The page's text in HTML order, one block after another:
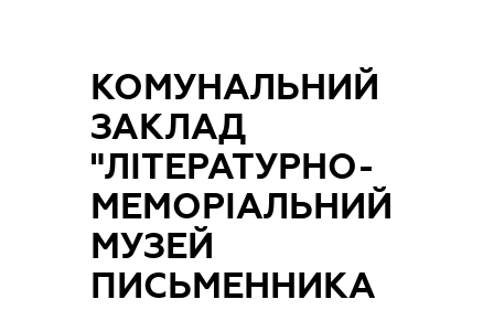
КОМУНАЛЬНИЙ
ЗАКЛАД
"ЛІТЕРАТУРНО-
МЕМОРІАЛЬНИЙ
МУЗЕЙ
ПИСЬМЕННИКА